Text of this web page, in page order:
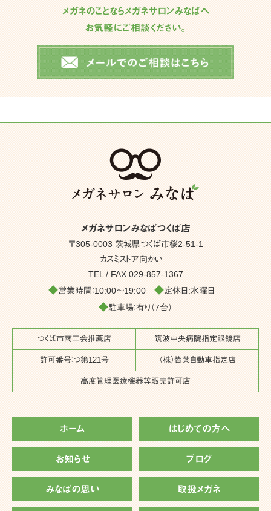
メガネのことならメガネサロンみなばへ
お気軽にご相談ください。
メガネサロンみなばつくば店
〒305-0003 茨城県つくば市桜2-51-1
カスミストア向かい
TEL / FAX 029-857-1367
◆営業時間：10:00～19:00 ◆定休日:水曜日
◆駐車場：有り（7台）
つくば市商工会推薦店 筑波中央病院指定眼鏡店
許可番号：つ第121号 （株）皆葉自動車指定店
高度管理医療機器等販売許可店
ホーム はじめての方へ
お知らせ ブログ
みなばの思い 取扱メガネ